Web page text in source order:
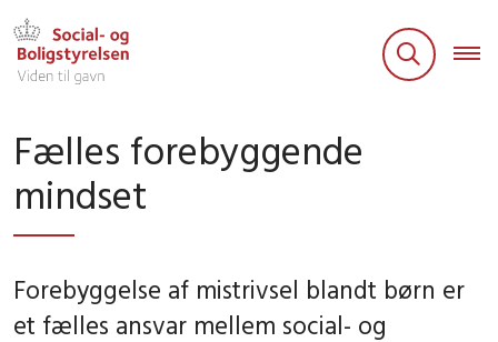
Fælles forebyggende
mindset
Forebyggelse af mistrivsel blandt børn er
et fælles ansvar mellem social- og